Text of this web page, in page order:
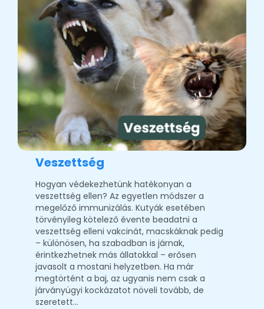
Veszettség
Hogyan védekezhetünk hatékonyan a
veszettség ellen? Az egyetlen módszer a
megelőző immunizálás. Kutyák esetében
törvényileg kötelező évente beadatni a
veszettség elleni vakcinát, macskáknak pedig
– különösen, ha szabadban is járnak,
érintkezhetnek más állatokkal – erősen
javasolt a mostani helyzetben. Ha már
megtörtént a baj, az ugyanis nem csak a
járványügyi kockázatot növeli tovább, de
szeretett…